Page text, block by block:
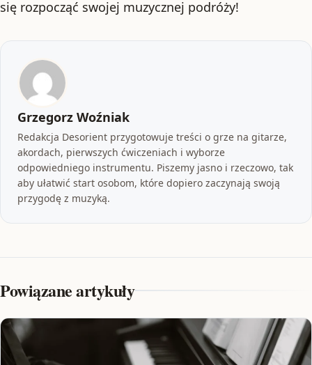
się rozpocząć swojej muzycznej podróży!
Grzegorz Woźniak
Redakcja Desorient przygotowuje treści o grze na gitarze,
akordach, pierwszych ćwiczeniach i wyborze
odpowiedniego instrumentu. Piszemy jasno i rzeczowo, tak
aby ułatwić start osobom, które dopiero zaczynają swoją
przygodę z muzyką.
Powiązane artykuły